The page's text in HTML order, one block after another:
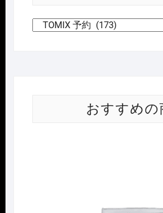
おすすめの